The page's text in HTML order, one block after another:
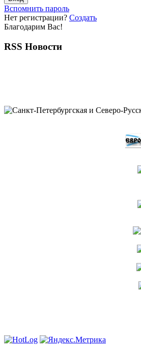
Вспомнить пароль
Нет регистрации? Создать
Благодарим Вас!
RSS Новости